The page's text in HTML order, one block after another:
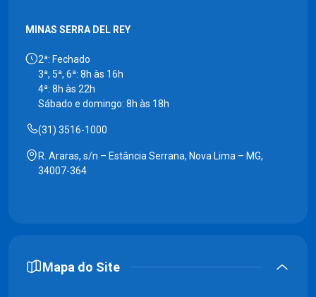
MINAS SERRA DEL REY
2ª: Fechado
3ª, 5ª, 6ª: 8h às 16h
4ª: 8h às 22h
Sábado e domingo: 8h às 18h
(31) 3516-1000
R. Araras, s/n – Estância Serrana, Nova Lima – MG,
34007-364
Mapa do Site